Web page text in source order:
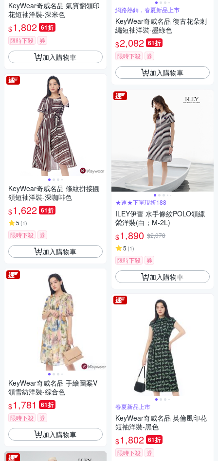
KeyWear奇威名品 氣質翻領印
花短袖洋裝-深米色
$1,802 61折
限時下殺 券
加入購物車
KeyWear奇威名品 條紋拼接圓
領短袖洋裝-深咖啡色
$1,622 61折
5 (1)
限時下殺 券
加入購物車
KeyWear奇威名品 手繪圖案V
領雪紡洋裝-綜合色
$1,781 61折
限時下殺 券
加入購物車
網路熱銷，春夏新品上市
KeyWear奇威名品 復古花朵刺
繡短袖洋裝-墨綠色
$2,082 61折
限時下殺 券
加入購物車
★速★下單現折188
ILEY伊蕾 水手條紋POLO領縲
縈洋裝(白；M-2L)
$1,890 $2,078
5 (1)
限時下殺 券
加入購物車
春夏新品上市
KeyWear奇威名品 英倫風印花
短袖洋裝-黑色
$1,802 61折
限時下殺 券